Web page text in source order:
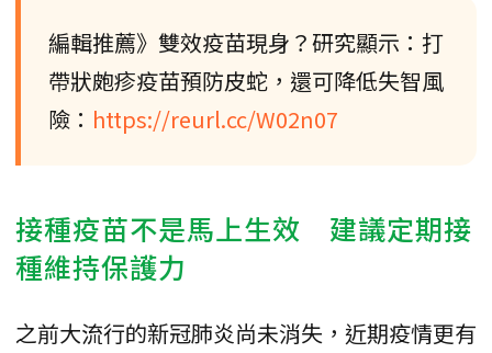
編輯推薦》雙效疫苗現身？研究顯示：打
帶狀皰疹疫苗預防皮蛇，還可降低失智風
險： https://reurl.cc/W02n07
接種疫苗不是馬上生效 建議定期接
種維持保護力
之前大流行的新冠肺炎尚未消失，近期疫情更有